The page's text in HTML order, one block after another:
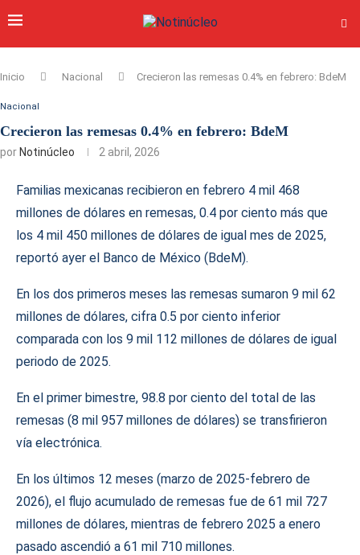
Inicio Nacional Crecieron las remesas 0.4% en febrero: BdeM
Nacional
Crecieron las remesas 0.4% en febrero: BdeM
por Notinúcleo 2 abril, 2026
Familias mexicanas recibieron en febrero 4 mil 468
millones de dólares en remesas, 0.4 por ciento más que
los 4 mil 450 millones de dólares de igual mes de 2025,
reportó ayer el Banco de México (BdeM).
En los dos primeros meses las remesas sumaron 9 mil 62
millones de dólares, cifra 0.5 por ciento inferior
comparada con los 9 mil 112 millones de dólares de igual
periodo de 2025.
En el primer bimestre, 98.8 por ciento del total de las
remesas (8 mil 957 millones de dólares) se transfirieron
vía electrónica.
En los últimos 12 meses (marzo de 2025-febrero de
2026), el flujo acumulado de remesas fue de 61 mil 727
millones de dólares, mientras de febrero 2025 a enero
pasado ascendió a 61 mil 710 millones.